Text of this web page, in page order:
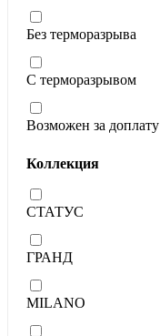
Без терморазрыва
С терморазрывом
Возможен за доплату
Коллекция
СТАТУС
ГРАНД
MILANO